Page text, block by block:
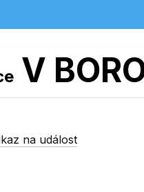
V
na událost